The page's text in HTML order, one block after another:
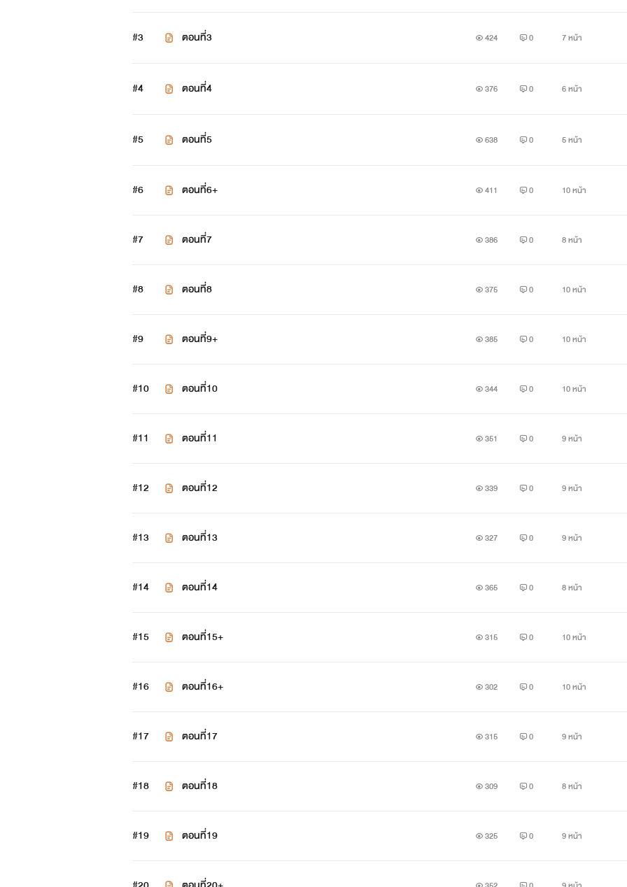
“ค่ะ ปิ่นจะทำ” แล้วปิ่นปักก็ตอบรับกลับมาอย่างไม่ได้เงยหน้ามองคราม
“.....” ครามเห็นแบบนั้นก็ไม่ได้ดีใจกับคำตอบเลยสักนิด เขารู้ว่าเธอกำลังเจ็บปวดที่เขาเหมือนไม่เชื่อใจเธอ
ใจจากเขา
กระทั่ง...
“ปิ่น...”
“ถึงผลจะออกมาเป็นลูกของคุณ แต่ปิ่นก็ไม่สามารถบากหน้าอยู่กับคุณได้อีกแล้วค่ะ...”
มันมาได้เป็นเดือนๆ
เพราะอะไรถ้าไม่ใช่ว่าเขารังเกียจเธอ
นิยายเหมาะสำหรับผู้อ่านอายุ 18 ปีขึ้นไป (ควรใช้วิจารณญาณในการอ่
ขับเคลื่อนบทบาทโดยตัวละคร ไม่เกี่ยวข้องกับบุคคลใดทั้งสิ้น
#3 ตอนที่3 424 0 7 หน้า
#4 ตอนที่4 376 0 6 หน้า
#5 ตอนที่5 638 0 5 หน้า
#6 ตอนที่6+ 411 0 10 หน้า
#7 ตอนที่7 386 0 8 หน้า
#8 ตอนที่8 375 0 10 หน้า
#9 ตอนที่9+ 385 0 10 หน้า
#10 ตอนที่10 344 0 10 หน้า
#11 ตอนที่11 351 0 9 หน้า
#12 ตอนที่12 339 0 9 หน้า
#13 ตอนที่13 327 0 9 หน้า
#14 ตอนที่14 365 0 8 หน้า
#15 ตอนที่15+ 315 0 10 หน้า
#16 ตอนที่16+ 302 0 10 หน้า
#17 ตอนที่17 315 0 9 หน้า
#18 ตอนที่18 309 0 8 หน้า
#19 ตอนที่19 325 0 9 หน้า